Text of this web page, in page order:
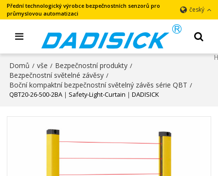
Přední technologický výrobce bezpečnostních senzorů pro
průmyslovou automatizaci
český
Domů / vše / Bezpečnostní produkty /
Bezpečnostní světelné závěsy /
Boční kompaktní bezpečnostní světelný závěs série QBT /
QBT20-26-500-2BA｜Safety-Light-Curtain｜DADISICK